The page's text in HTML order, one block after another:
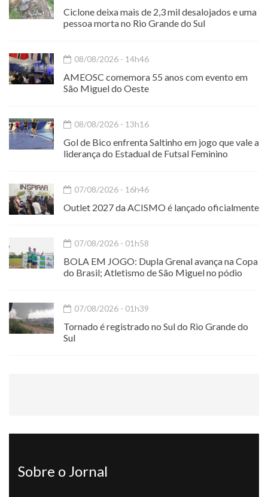
Ciclone deixa mais de 2,3 mil desalojados e uma
pessoa morta no Rio Grande do Sul
08/08/2026 - 14h46
AMEOSC comemora 55 anos com evento em
São Miguel do Oeste
08/08/2026 - 13h16
Gol de Bico enfrenta Saltinho em jogo que vale a
liderança do Estadual de Futsal Feminino
07/08/2026 - 16h46
Outlet 2027 da ACISMO é lançado oficialmente
07/08/2026 - 01h58
BOLA EM JOGO: Dupla Grenal avança na Copa
do Brasil; Atletismo de São Miguel no pódio
07/08/2026 - 01h39
Tornado é registrado no Sul do Rio Grande do
Sul
Sobre o Jornal